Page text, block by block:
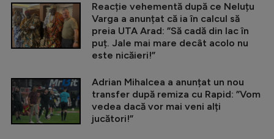
Reacție vehementă după ce Neluțu
Varga a anunțat că ia în calcul să
preia UTA Arad: ”Să cadă din lac în
puț. Jale mai mare decât acolo nu
este nicăieri!”
Adrian Mihalcea a anunțat un nou
transfer după remiza cu Rapid: ”Vom
vedea dacă vor mai veni alți
jucători!”